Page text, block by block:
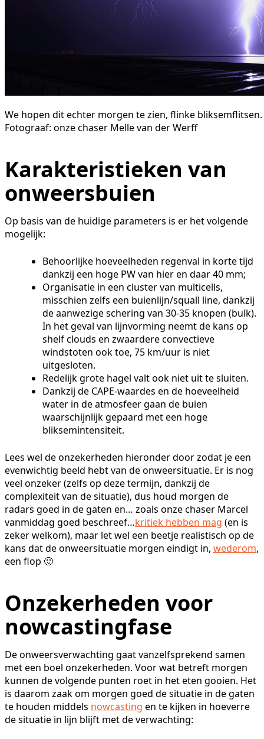
We hopen dit echter morgen te zien, flinke bliksemflitsen.
Fotograaf: onze chaser Melle van der Werff
Karakteristieken van
onweersbuien
Op basis van de huidige parameters is er het volgende
mogelijk:
Behoorlijke hoeveelheden regenval in korte tijd
dankzij een hoge PW van hier en daar 40 mm;
Organisatie in een cluster van multicells,
misschien zelfs een buienlijn/squall line, dankzij
de aanwezige schering van 30-35 knopen (bulk).
In het geval van lijnvorming neemt de kans op
shelf clouds en zwaardere convectieve
windstoten ook toe, 75 km/uur is niet
uitgesloten.
Redelijk grote hagel valt ook niet uit te sluiten.
Dankzij de CAPE-waardes en de hoeveelheid
water in de atmosfeer gaan de buien
waarschijnlijk gepaard met een hoge
bliksemintensiteit.
Lees wel de onzekerheden hieronder door zodat je een
evenwichtig beeld hebt van de onweersituatie. Er is nog
veel onzeker (zelfs op deze termijn, dankzij de
complexiteit van de situatie), dus houd morgen de
radars goed in de gaten en… zoals onze chaser Marcel
vanmiddag goed beschreef…kritiek hebben mag (en is
zeker welkom), maar let wel een beetje realistisch op de
kans dat de onweersituatie morgen eindigt in, wederom,
een flop 🙂
Onzekerheden voor
nowcastingfase
De onweersverwachting gaat vanzelfsprekend samen
met een boel onzekerheden. Voor wat betreft morgen
kunnen de volgende punten roet in het eten gooien. Het
is daarom zaak om morgen goed de situatie in de gaten
te houden middels nowcasting en te kijken in hoeverre
de situatie in lijn blijft met de verwachting: